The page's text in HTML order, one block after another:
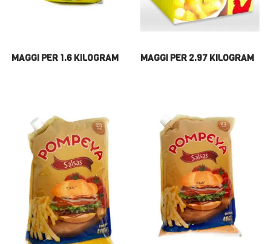
MAGGI PER 1.6 KILOGRAM MAGGI PER 2.97 KILOGRAM